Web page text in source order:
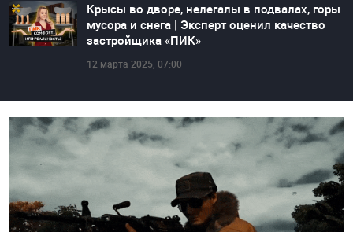
Крысы во дворе, нелегалы в подвалах, горы
мусора и снега | Эксперт оценил качество
застройщика «ПИК»
12 марта 2025, 07:00